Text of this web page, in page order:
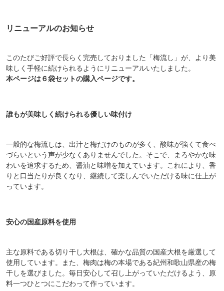
リニューアルのお知らせ
このたびご好評で長らく完売しておりました「梅流し」が、より美
味しく手軽に続けられるようにリニューアルいたしました。
本ページは６袋セットの購入ページです。
誰もが美味しく続けられる優しい味付け
一般的な梅流しは、出汁と梅だけのものが多く、酸味が強くて食べ
づらいという声が少なくありませんでした。そこで、まろやかな味
わいを追求するため、醤油と味噌を加えています。これにより、香
りと口当たりが良くなり、継続して楽しんでいただける味に仕上が
っています。
安心の国産原料を使用
主な原料である切り干し大根は、確かな品質の国産大根を厳選して
使用しています。また、梅肉は梅の本場である紀州和歌山県産の梅
干しを選びました。毎日安心して召し上がっていただけるよう、原
料一つひとつにこだわって作っています。